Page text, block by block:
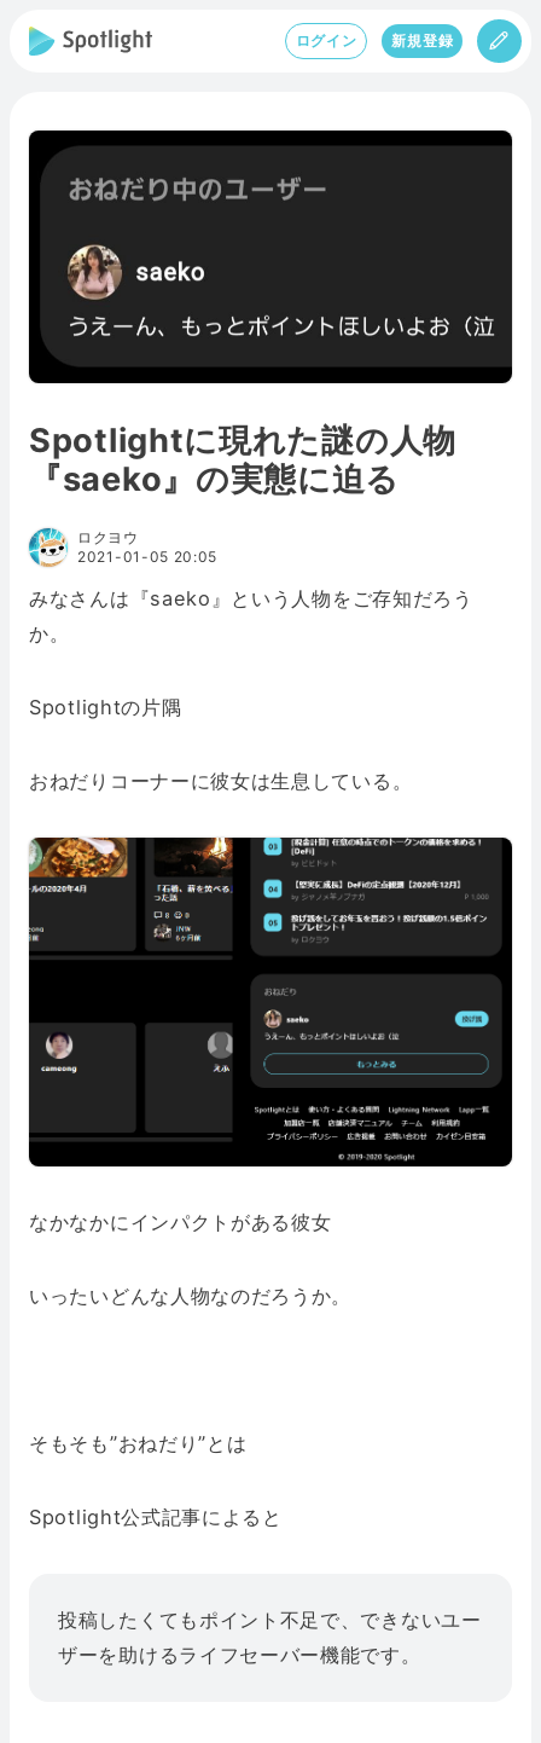
ログイン 新規登録
Spotlightに現れた謎の人物
『saeko』の実態に迫る
ロクヨウ
2021-01-05 20:05
みなさんは『saeko』という人物をご存知だろう
か。
Spotlightの片隅
おねだりコーナーに彼女は生息している。
なかなかにインパクトがある彼女
いったいどんな人物なのだろうか。
そもそも”おねだり”とは
Spotlight公式記事によると
投稿したくてもポイント不足で、できないユー
ザーを助けるライフセーバー機能です。